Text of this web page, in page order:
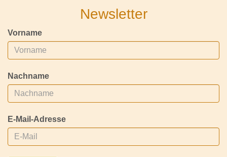
Newsletter
Vorname
Nachname
E-Mail-Adresse